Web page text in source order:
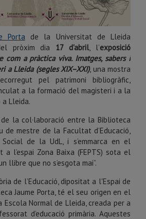
Porta de la Universitat de Lleida
pròxim dia 17 d'abril, l’exposició
com a pràctica viva. Imatges, sabers i
a Lleida (segles XIX–XXI), una mostra
pel patrimoni bibliogràfic,
a la formació del magisteri i a la
a Lleida.
la col·laboració entre la Biblioteca
de mestre de la Facultat d’Educació,
de la UdL, i s’emmarca en el
l’espai Zona Baixa (FEPTS) sota el
llibre que no s’esgota mai”.
de l’Educació, dipositat a l'Espai de
Jaume Porta, té el seu origen en el
Escola Normal de Lleida, creada per a
d’educació primària. Aquestes